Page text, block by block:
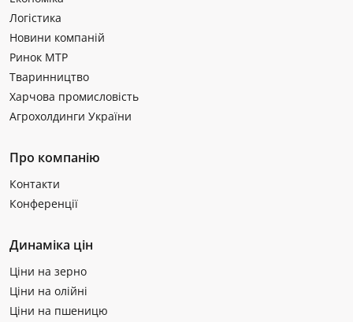
Логістика
Новини компаній
Ринок МТР
Тваринництво
Харчова промисловість
Агрохолдинги України
Про компанію
Контакти
Конференції
Динаміка цін
Ціни на зерно
Ціни на олійні
Ціни на пшеницю